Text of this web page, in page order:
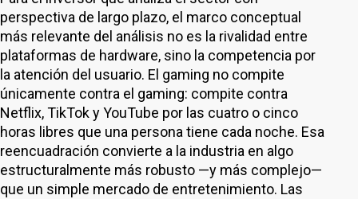
perspectiva de largo plazo, el marco conceptual
más relevante del análisis no es la rivalidad entre
plataformas de hardware, sino la competencia por
la atención del usuario. El gaming no compite
únicamente contra el gaming: compite contra
Netflix, TikTok y YouTube por las cuatro o cinco
horas libres que una persona tiene cada noche. Esa
reencuadración convierte a la industria en algo
estructuralmente más robusto —y más complejo—
que un simple mercado de entretenimiento. Las